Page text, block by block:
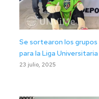
Se sortearon los
para la Liga
23 julio, 2025